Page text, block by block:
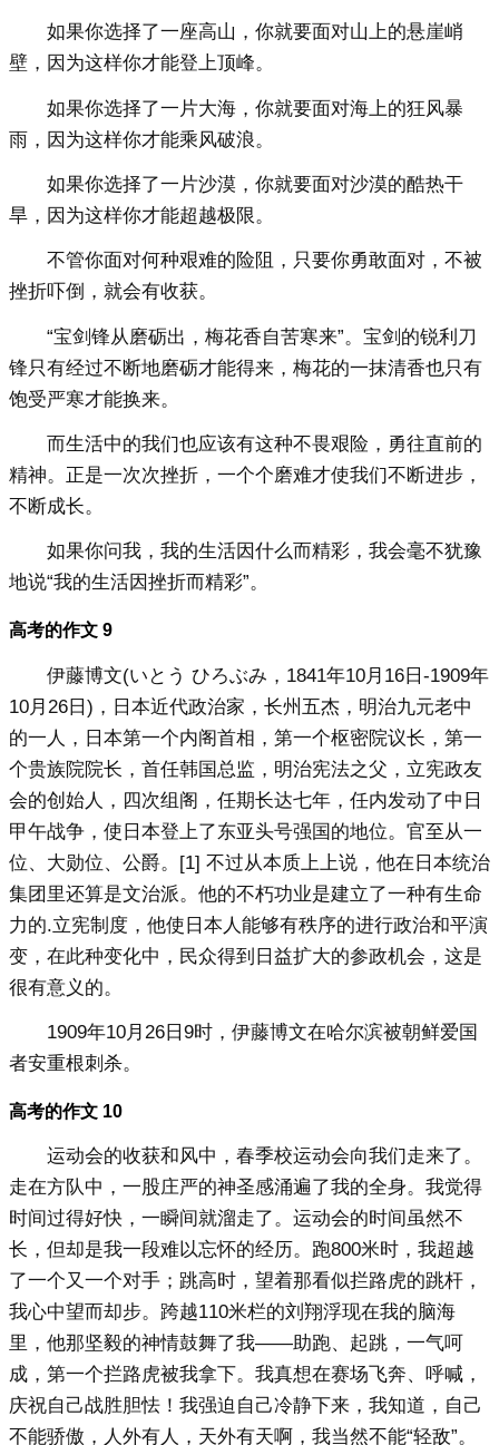
如果你选择了一座高山，你就要面对山上的悬崖峭
壁，因为这样你才能登上顶峰。
如果你选择了一片大海，你就要面对海上的狂风暴
雨，因为这样你才能乘风破浪。
如果你选择了一片沙漠，你就要面对沙漠的酷热干
旱，因为这样你才能超越极限。
不管你面对何种艰难的险阻，只要你勇敢面对，不被
挫折吓倒，就会有收获。
“宝剑锋从磨砺出，梅花香自苦寒来”。宝剑的锐利刀
锋只有经过不断地磨砺才能得来，梅花的一抹清香也只有
饱受严寒才能换来。
而生活中的我们也应该有这种不畏艰险，勇往直前的
精神。正是一次次挫折，一个个磨难才使我们不断进步，
不断成长。
如果你问我，我的生活因什么而精彩，我会毫不犹豫
地说“我的生活因挫折而精彩”。
高考的作文 9
伊藤博文(いとう ひろぶみ，1841年10月16日-1909年
10月26日)，日本近代政治家，长州五杰，明治九元老中
的一人，日本第一个内阁首相，第一个枢密院议长，第一
个贵族院院长，首任韩国总监，明治宪法之父，立宪政友
会的创始人，四次组阁，任期长达七年，任内发动了中日
甲午战争，使日本登上了东亚头号强国的地位。官至从一
位、大勋位、公爵。[1] 不过从本质上上说，他在日本统治
集团里还算是文治派。他的不朽功业是建立了一种有生命
力的.立宪制度，他使日本人能够有秩序的进行政治和平演
变，在此种变化中，民众得到日益扩大的参政机会，这是
很有意义的。
1909年10月26日9时，伊藤博文在哈尔滨被朝鲜爱国
者安重根刺杀。
高考的作文 10
运动会的收获和风中，春季校运动会向我们走来了。
走在方队中，一股庄严的神圣感涌遍了我的全身。我觉得
时间过得好快，一瞬间就溜走了。运动会的时间虽然不
长，但却是我一段难以忘怀的经历。跑800米时，我超越
了一个又一个对手；跳高时，望着那看似拦路虎的跳杆，
我心中望而却步。跨越110米栏的刘翔浮现在我的脑海
里，他那坚毅的神情鼓舞了我――助跑、起跳，一气呵
成，第一个拦路虎被我拿下。我真想在赛场飞奔、呼喊，
庆祝自己战胜胆怯！我强迫自己冷静下来，我知道，自己
不能骄傲，人外有人，天外有天啊，我当然不能“轻敌”。